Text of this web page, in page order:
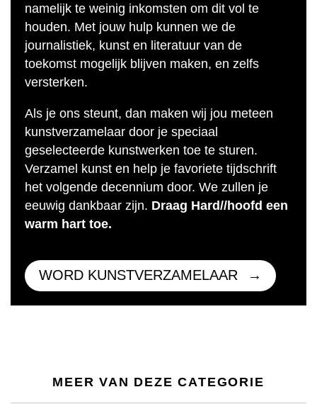
namelijk te weinig inkomsten om dit vol te
houden. Met jouw hulp kunnen we de
journalistiek, kunst en literatuur van de
toekomst mogelijk blijven maken, en zelfs
versterken.
Als je ons steunt, dan maken wij jou meteen
kunstverzamelaar door je speciaal
geselecteerde kunstwerken toe te sturen.
Verzamel kunst en help je favoriete tijdschrift
het volgende decennium door. We zullen je
eeuwig dankbaar zijn. Draag Hard//hoofd een
warm hart toe.
WORD KUNSTVERZAMELAAR
MEER VAN DEZE CATEGORIE